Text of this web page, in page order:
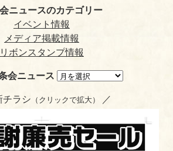
ニュースのカテゴリー
イベント情報
メディア掲載情報
リボンスタンプ情報
会ニュース
チラシ （クリックで拡大） ／